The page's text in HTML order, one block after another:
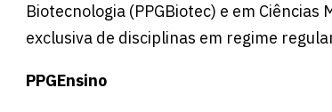
Biotecnologia (PPGBiotec) e em Ciências
exclusiva de disciplinas em regime
PPGEnsino